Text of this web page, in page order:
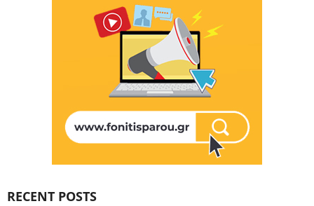
RECENT POSTS